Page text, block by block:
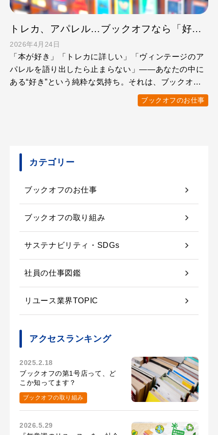
トレカ、アパレル…ブックオフなら「好き」を仕事にできる！
2026年4月24日
「本が好き」「トレカに詳しい」「ヴィンテージのア
パレルを語り出したら止まらない」——あなたの中に
ある“好き”という純粋な気持ち。それは、ブックオフ
ブックオフのお仕事
カテゴリー
ブックオフのお仕事
ブックオフの取り組み
サステナビリティ・SDGs
社員の仕事図鑑
リユース業界TOPIC
アクセスランキング
2025.2.18
ブックオフの第1号店って、ど
こか知ってます？
ブックオフの取り組み
2026.5.29